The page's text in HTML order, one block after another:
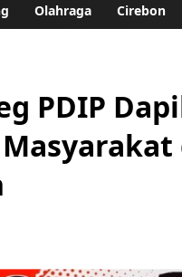
Olahraga Cirebon
PDIP